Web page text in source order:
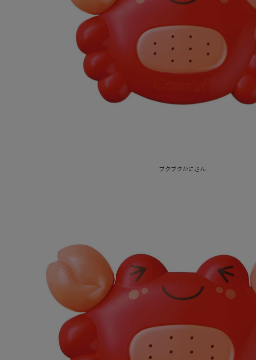
ブクブクかにさん